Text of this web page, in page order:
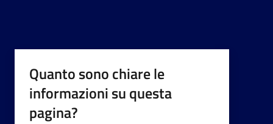
Quanto sono chiare le
informazioni su questa
pagina?